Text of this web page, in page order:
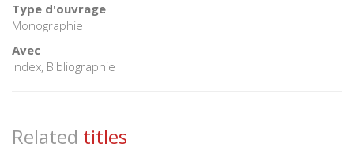
Type d'ouvrage
Monographie
Avec
Index, Bibliographie
Related titles